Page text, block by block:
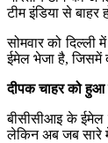
टीम इंडिया से
सोमवार को
ईमेल भेजा है, जिसमें
दीपक चाहर को
बीसीसीआइ के
लेकिन अब जब सारे